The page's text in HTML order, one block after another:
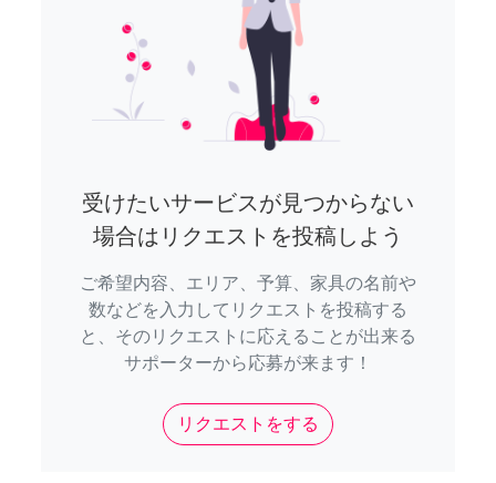
受けたいサービスが見つからない
場合はリクエストを投稿しよう
ご希望内容、エリア、予算、家具の名前や
数などを入力してリクエストを投稿する
と、そのリクエストに応えることが出来る
サポーターから応募が来ます！
リクエストをする